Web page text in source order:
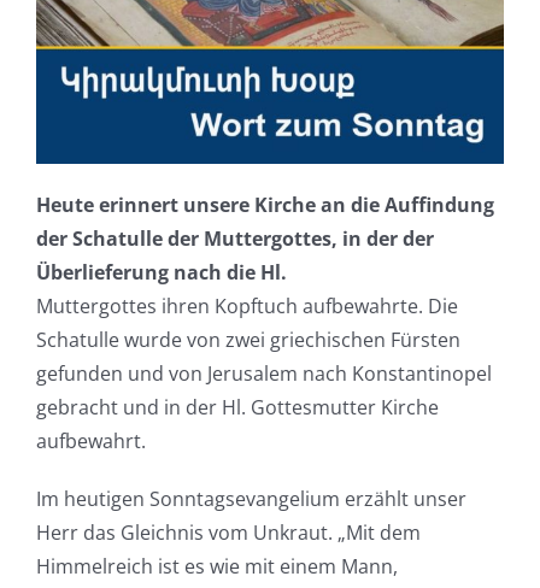
Heute erinnert unsere Kirche an die Auffindung
der Schatulle der Muttergottes, in der der
Überlieferung nach die Hl.
Muttergottes ihren Kopftuch aufbewahrte. Die
Schatulle wurde von zwei griechischen Fürsten
gefunden und von Jerusalem nach Konstantinopel
gebracht und in der Hl. Gottesmutter Kirche
aufbewahrt.
Im heutigen Sonntagsevangelium erzählt unser
Herr das Gleichnis vom Unkraut. „Mit dem
Himmelreich ist es wie mit einem Mann,